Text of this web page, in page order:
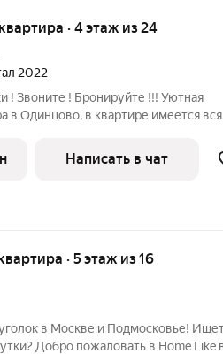
· 4 этаж из 24
2022
! Звоните ! Бронируйте !!! Уютная
в Одинцово, в квартире имеется вся
Лапино Власиха ( 5 минут без
Написать в чат
· 5 этаж из 16
Добро пожаловать в Home Like ваш